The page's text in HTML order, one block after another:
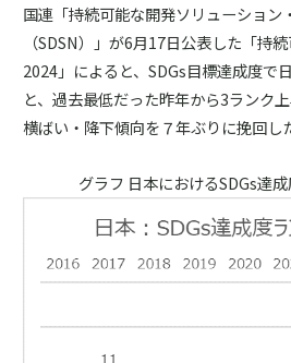
国連「持続可能な開発ソリューション
（SDSN）」が6月17日公表した「持
2024」によると、SDGs目標達成度で
と、過去最低だった昨年から3ランク
横ばい・降下傾向を７年ぶりに挽回し
グラフ 日本におけるSDGs達